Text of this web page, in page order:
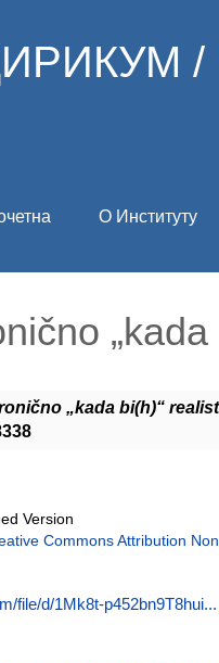
/
О Институту
„kada bi(h)“
Version
Commons Attribution
file/d/1Mk8t-p452bn9T8hui...